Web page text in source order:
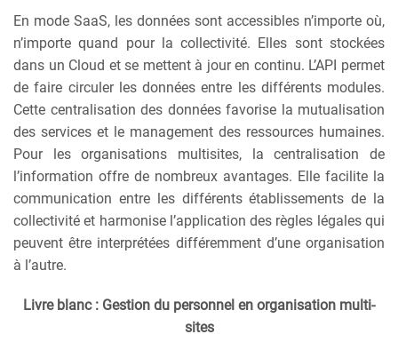
En mode SaaS, les données sont accessibles n’importe où,
n’importe quand pour la collectivité. Elles sont stockées
dans un Cloud et se mettent à jour en continu. L’API permet
de faire circuler les données entre les différents modules.
Cette centralisation des données favorise la mutualisation
des services et le management des ressources humaines.
Pour les organisations multisites, la centralisation de
l’information offre de nombreux avantages. Elle facilite la
communication entre les différents établissements de la
collectivité et harmonise l’application des règles légales qui
peuvent être interprétées différemment d’une organisation
à l’autre.
Livre blanc : Gestion du personnel en organisation multi-
sites